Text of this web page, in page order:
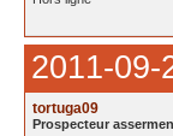
2011-09-
tortuga09
Prospecteur